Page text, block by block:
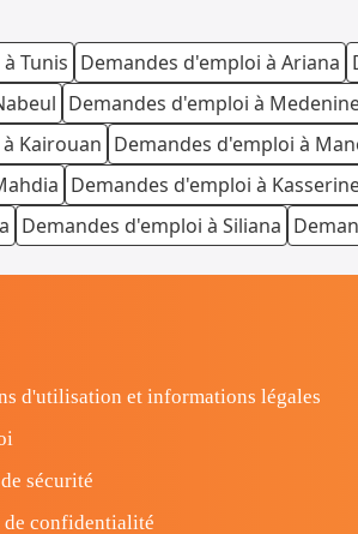
Tunis Demandes d'emploi à Ariana
Demandes d'emploi à
Kairouan Demandes d'emploi à
Demandes d'emploi à
Demandes d'emploi à Siliana
d'utilisation et informations légales
sécurité
confidentialité